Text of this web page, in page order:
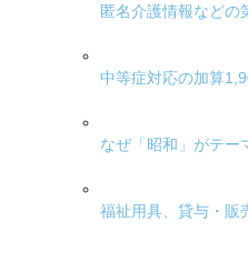
匿名介護情報などの
中等症対応の加算
なぜ「昭和」がテー
福祉用具、貸与・販